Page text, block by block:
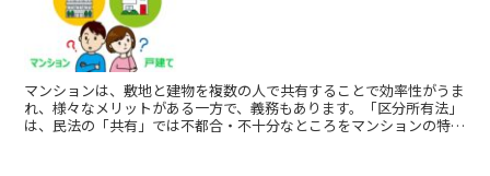
マンションは、敷地と建物を複数の人で共有することで効率性がうま
れ、様々なメリットがある一方で、義務もあります。「区分所有法」
は、民法の「共有」では不都合・不十分なところをマンションの特性